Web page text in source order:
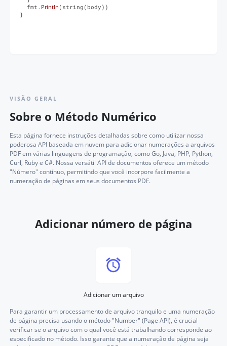
  fmt.
Println (string(body))
}
VISÃO GERAL
Sobre o Método Numérico
Esta página fornece instruções detalhadas sobre como utilizar nossa
poderosa API baseada em nuvem para adicionar numerações a arquivos
PDF em várias linguagens de programação, como Go, Java, PHP, Python,
Curl, Ruby e C#. Nossa versátil API de documentos oferece um método
"Número" contínuo, permitindo que você incorpore facilmente a
numeração de páginas em seus documentos PDF.
Adicionar número de página
Adicionar um arquivo
Para garantir um processamento de arquivo tranquilo e uma numeração
de página precisa usando o método "Number" (Page API), é crucial
verificar se o arquivo com o qual você está trabalhando corresponde ao
especificado no método. Isso garante que a numeração de página seja